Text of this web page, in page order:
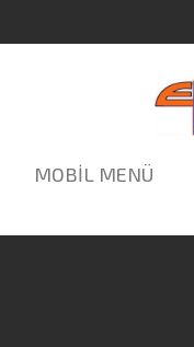
MOBİL MENÜ